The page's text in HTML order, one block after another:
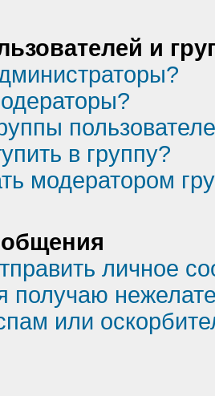
и
в группу?
модератором
личное
получаю
или